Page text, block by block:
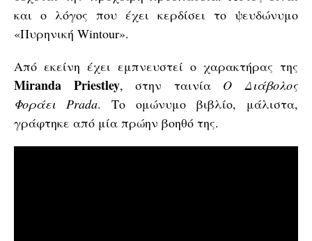
και ο λόγος που έχει κερδίσει το ψευδώνυμο
«Πυρηνική Wintour».
Από εκείνη έχει εμπνευστεί ο χαρακτήρας της
Miranda Priestley, στην ταινία Ο Διάβολος
Φοράει Prada. Το ομώνυμο βιβλίο, μάλιστα,
γράφτηκε από μία πρώην βοηθό της.